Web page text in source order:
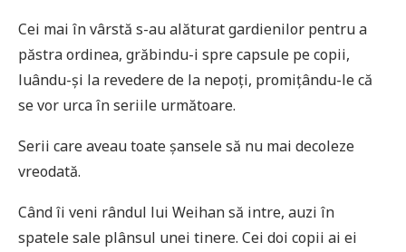
Cei mai în vârstă s-au alăturat gardienilor pentru a
păstra ordinea, grăbindu-i spre capsule pe copii,
luându-și la revedere de la nepoți, promițându-le că
se vor urca în seriile următoare.
Serii care aveau toate șansele să nu mai decoleze
vreodată.
Când îi veni rândul lui Weihan să intre, auzi în
spatele sale plânsul unei tinere. Cei doi copii ai ei